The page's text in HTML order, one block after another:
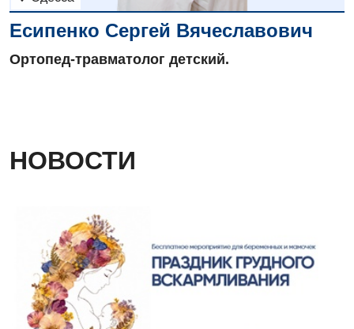
Детская ортопедия и травматология
Детская оториноларингология
Детская хирургия
Педиатрия
Есипенко Сергей Вячеславович
Ортопед-травматолог детский.
НОВОСТИ